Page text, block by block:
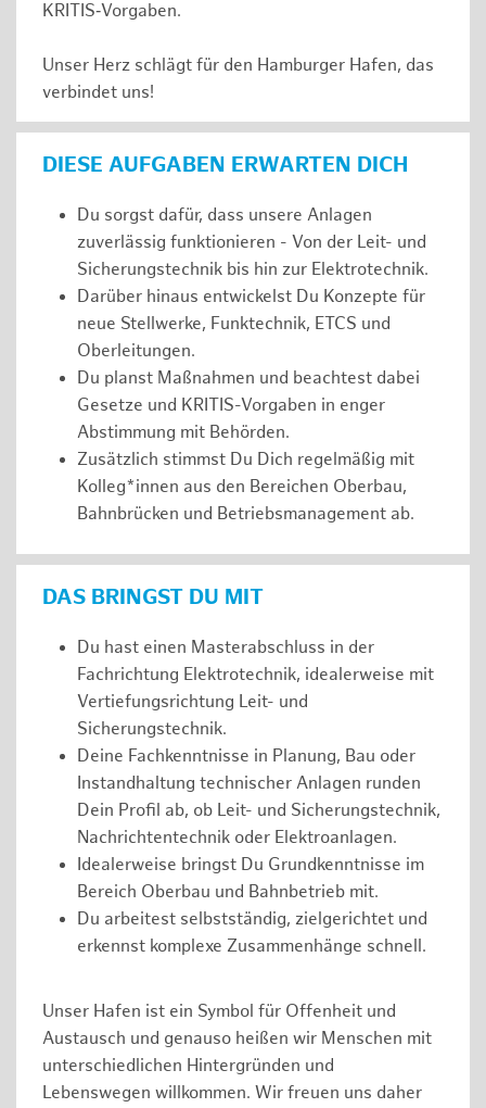
KRITIS‑Vorgaben.
Unser Herz schlägt für den Hamburger Hafen, das
verbindet uns!
DIESE AUFGABEN ERWARTEN DICH
Du sorgst dafür, dass unsere Anlagen
zuverlässig funktionieren - Von der Leit- und
Sicherungstechnik bis hin zur Elektrotechnik.
Darüber hinaus entwickelst Du Konzepte für
neue Stellwerke, Funktechnik, ETCS und
Oberleitungen.
Du planst Maßnahmen und beachtest dabei
Gesetze und KRITIS-Vorgaben in enger
Abstimmung mit Behörden.
Zusätzlich stimmst Du Dich regelmäßig mit
Kolleg*innen aus den Bereichen Oberbau,
Bahnbrücken und Betriebsmanagement ab.
DAS BRINGST DU MIT
Du hast einen Masterabschluss in der
Fachrichtung Elektrotechnik, idealerweise mit
Vertiefungsrichtung Leit- und
Sicherungstechnik.
Deine Fachkenntnisse in Planung, Bau oder
Instandhaltung technischer Anlagen runden
Dein Profil ab, ob Leit- und Sicherungstechnik,
Nachrichtentechnik oder Elektroanlagen.
Idealerweise bringst Du Grundkenntnisse im
Bereich Oberbau und Bahnbetrieb mit.
Du arbeitest selbstständig, zielgerichtet und
erkennst komplexe Zusammenhänge schnell.
Unser Hafen ist ein Symbol für Offenheit und
Austausch und genauso heißen wir Menschen mit
unterschiedlichen Hintergründen und
Lebenswegen willkommen. Wir freuen uns daher